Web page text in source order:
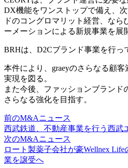
DX機能をワンストップで備え、
ドのコングロマリット経営、なら
ーメーションによる新規事業を展
BRHは、D2Cブランド事業を行っ
本件により、graeyのさらなる顧
実現を図る。
また今後、ファッションブランド
さらなる強化を目指す。
前のM&Aニュース
西武鉄道、不動産事業を行う西武
次のM&Aニュース
ロート製薬子会社が豪Wellnex
業を譲受へ